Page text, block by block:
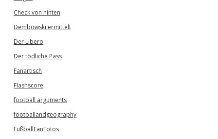
Check von hinten
Dembowski ermittelt
Der Libero
Der tödliche Pass
Fanartisch
Flashscore
football arguments
footballandgeography
FußballFanFotos